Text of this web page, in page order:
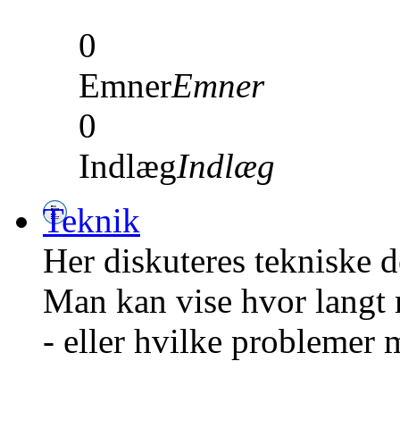
0
EmnerEmner
0
IndlægIndlæg
Teknik
Her diskuteres tekniske
Man kan vise hvor langt
- eller hvilke problemer